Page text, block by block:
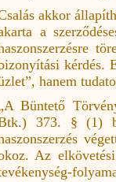
akkor
a
kérdés.
hanem
Büntető
373. § (1)
Az